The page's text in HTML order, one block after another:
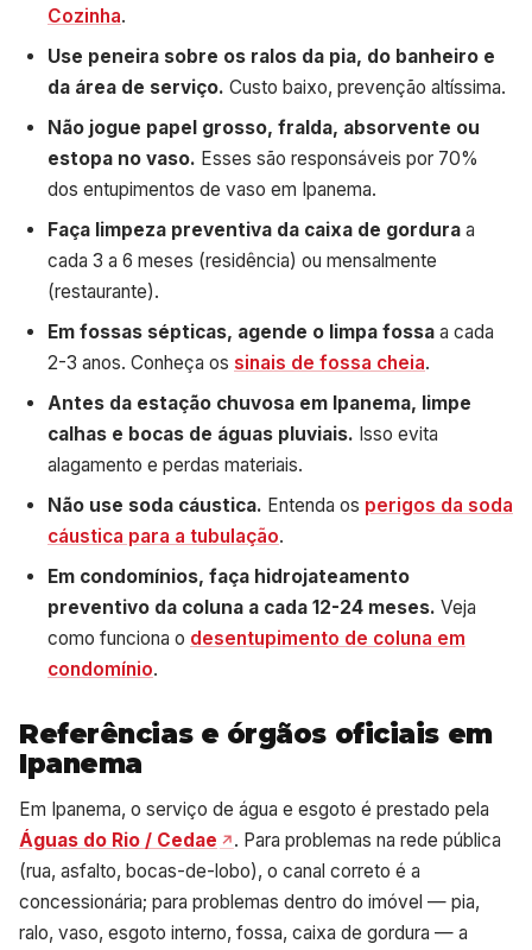
Cozinha.
Use peneira sobre os ralos da pia, do banheiro e
da área de serviço. Custo baixo, prevenção altíssima.
Não jogue papel grosso, fralda, absorvente ou
estopa no vaso. Esses são responsáveis por 70%
dos entupimentos de vaso em Ipanema.
Faça limpeza preventiva da caixa de gordura a
cada 3 a 6 meses (residência) ou mensalmente
(restaurante).
Em fossas sépticas, agende o limpa fossa a cada
2-3 anos. Conheça os sinais de fossa cheia.
Antes da estação chuvosa em Ipanema, limpe
calhas e bocas de águas pluviais. Isso evita
alagamento e perdas materiais.
Não use soda cáustica. Entenda os perigos da soda
cáustica para a tubulação.
Em condomínios, faça hidrojateamento
preventivo da coluna a cada 12-24 meses. Veja
como funciona o desentupimento de coluna em
condomínio.
Referências e órgãos oficiais em
Ipanema
Em Ipanema, o serviço de água e esgoto é prestado pela
Águas do Rio / Cedae
. Para problemas na rede pública
(rua, asfalto, bocas-de-lobo), o canal correto é a
concessionária; para problemas dentro do imóvel — pia,
ralo, vaso, esgoto interno, fossa, caixa de gordura — a